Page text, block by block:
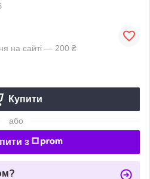
на сайті — 200 ₴
Купити
або
з